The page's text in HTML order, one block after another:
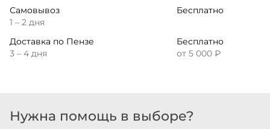
Самовывоз
1 – 2 дня
Бесплатно
Доставка по Пензе
3 – 4 дня
Бесплатно
от 5 000 ₽
Нужна помощь в выборе?